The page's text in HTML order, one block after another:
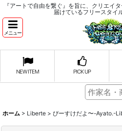
『アートで自由を繋ぐ』を旨に、クリエイ
届けているフリースタイ
メニュー
NEW ITEM PICK UP
ホーム > Liberte > ぴーすけだよ〜-Ayato.-